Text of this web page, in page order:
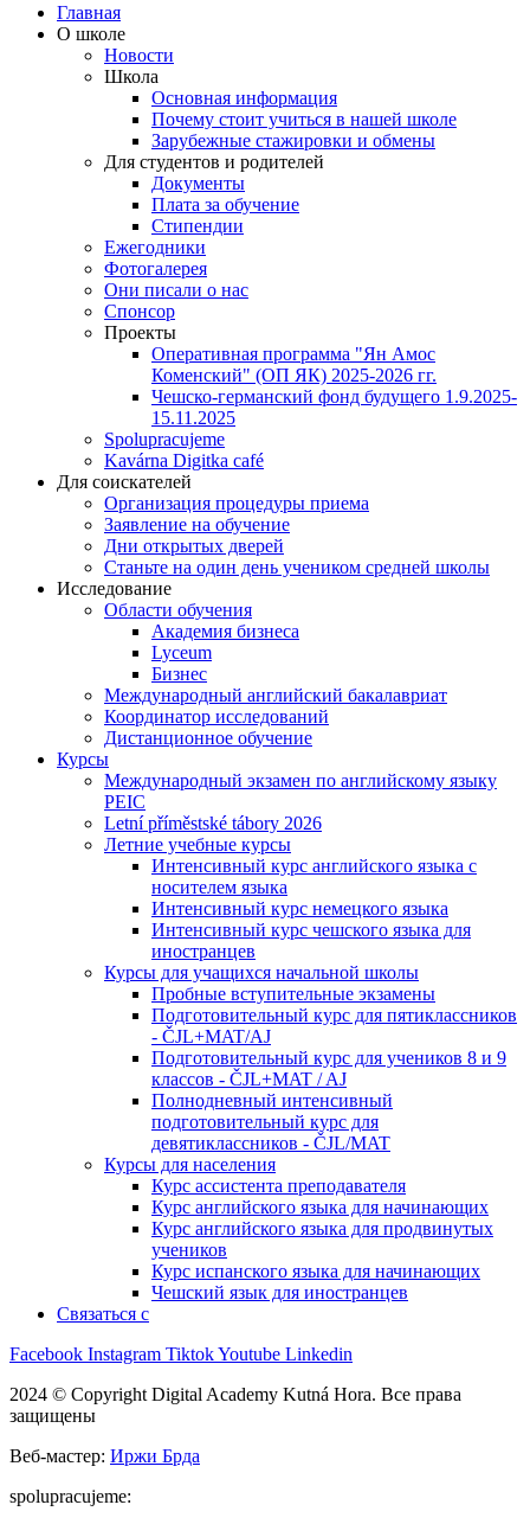
Главная
О школе
Новости
Школа
Основная информация
Почему стоит учиться в нашей школе
Зарубежные стажировки и обмены
Для студентов и родителей
Документы
Плата за обучение
Стипендии
Ежегодники
Фотогалерея
Они писали о нас
Спонсор
Проекты
Оперативная программа "Ян Амос
Коменский" (ОП ЯК) 2025-2026 гг.
Чешско-германский фонд будущего 1.9.2025-
15.11.2025
Spolupracujeme
Kavárna Digitka café
Для соискателей
Организация процедуры приема
Заявление на обучение
Дни открытых дверей
Станьте на один день учеником средней школы
Исследование
Области обучения
Академия бизнеса
Lyceum
Бизнес
Международный английский бакалавриат
Координатор исследований
Дистанционное обучение
Курсы
Международный экзамен по английскому языку
PEIC
Letní příměstské tábory 2026
Летние учебные курсы
Интенсивный курс английского языка с
носителем языка
Интенсивный курс немецкого языка
Интенсивный курс чешского языка для
иностранцев
Курсы для учащихся начальной школы
Пробные вступительные экзамены
Подготовительный курс для пятиклассников
- ČJL+MAT/AJ
Подготовительный курс для учеников 8 и 9
классов - ČJL+MAT / AJ
Полнодневный интенсивный
подготовительный курс для
девятиклассников - ČJL/MAT
Курсы для населения
Курс ассистента преподавателя
Курс английского языка для начинающих
Курс английского языка для продвинутых
учеников
Курс испанского языка для начинающих
Чешский язык для иностранцев
Связаться с
Facebook Instagram TiktokYoutube Linkedin
2024 © Copyright Digital Academy Kutná Hora. Все права
защищены
Веб-мастер: Иржи Брда
spolupracujeme: